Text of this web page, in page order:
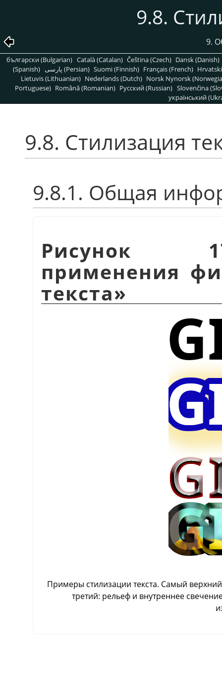
9.8.
9.
български (Bulgarian) Català (Catalan) Čeština (Czech) Dansk (Danish)
(Spanish)
پارسی (Persian) Suomi (Finnish) Français (French)
Lietuvis (Lithuanian) Nederlands (Dutch) Norsk Nynorsk
Portuguese) Română (Romanian) Pусский (Russian) Slovenčina
український
9.8. Стилизация
9.8.1. Общая
Рисунок
применения
текста»
Примеры стилизации текста. Самый
третий: рельеф и внутреннее